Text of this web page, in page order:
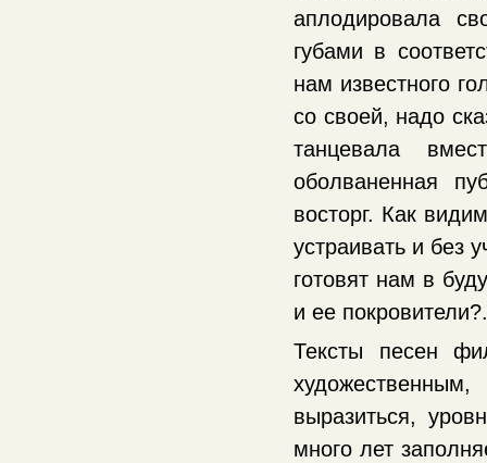
аплодировала
губами в
нам известного
со своей, надо
танцевала
оболваненная
восторг. Как
устраивать и без
готовят нам в
и ее
Тексты песен
выразиться,
много лет